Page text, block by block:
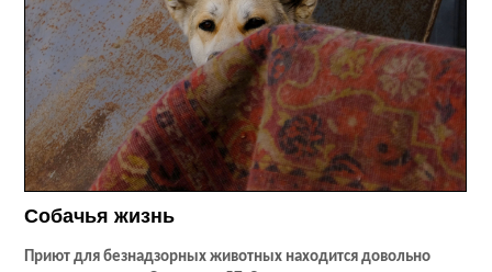
Собачья жизнь
Приют для безнадзорных животных находится довольно